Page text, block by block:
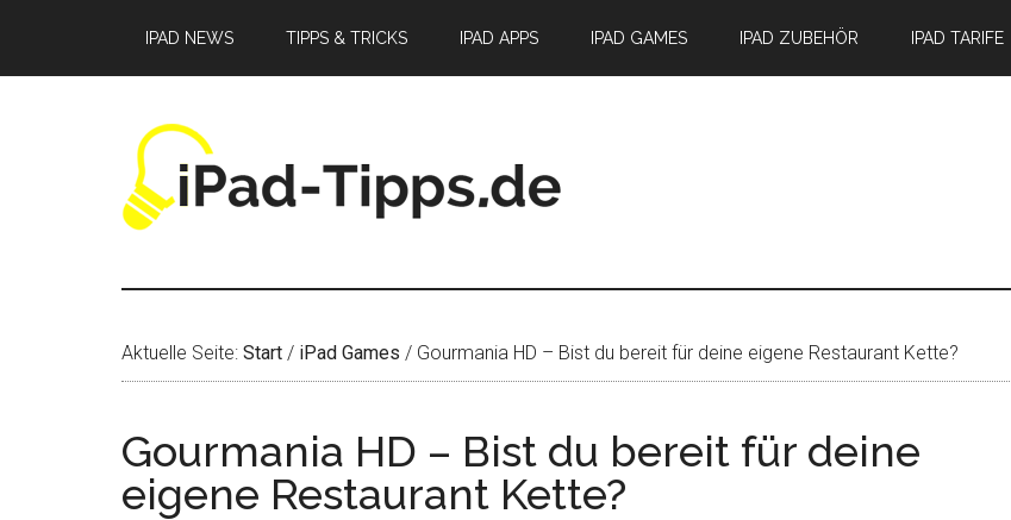
springen
springen
springen
IPAD NEWS TIPPS & TRICKS IPAD APPS IPAD GAMES IPAD ZUBEHÖR IPAD TARIFE
Aktuelle Seite: Start / iPad Games / Gourmania HD – Bist du bereit für deine eigene Restaurant Kette?
Gourmania HD – Bist du bereit für deine
eigene Restaurant Kette?